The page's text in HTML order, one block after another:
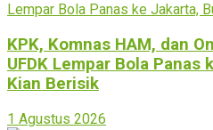
KPK, Komnas HAM, dan
UFDK Lempar Bola
Kian Berisik
1 Agustus 2026